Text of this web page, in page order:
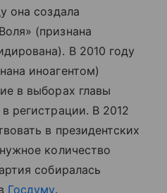
она создала
(признана
В 2010 году
иноагентом)
в выборах главы
регистрации. В 2012
в президентских
количество
собиралась
Госдуму.